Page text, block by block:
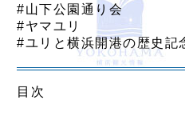
#山下公園通り会
#ヤマユリ
#ユリと横浜開港の歴史記
目次